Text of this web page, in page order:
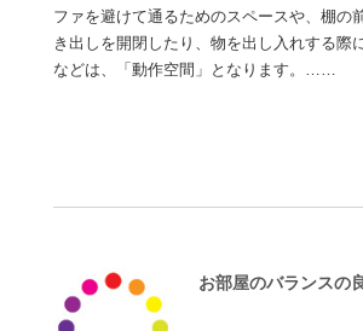
ファを避けて通るためのスペースや、棚の
き出しを開閉したり、物を出し入れする際
などは、「動作空間」となります。……
お部屋のバランスの